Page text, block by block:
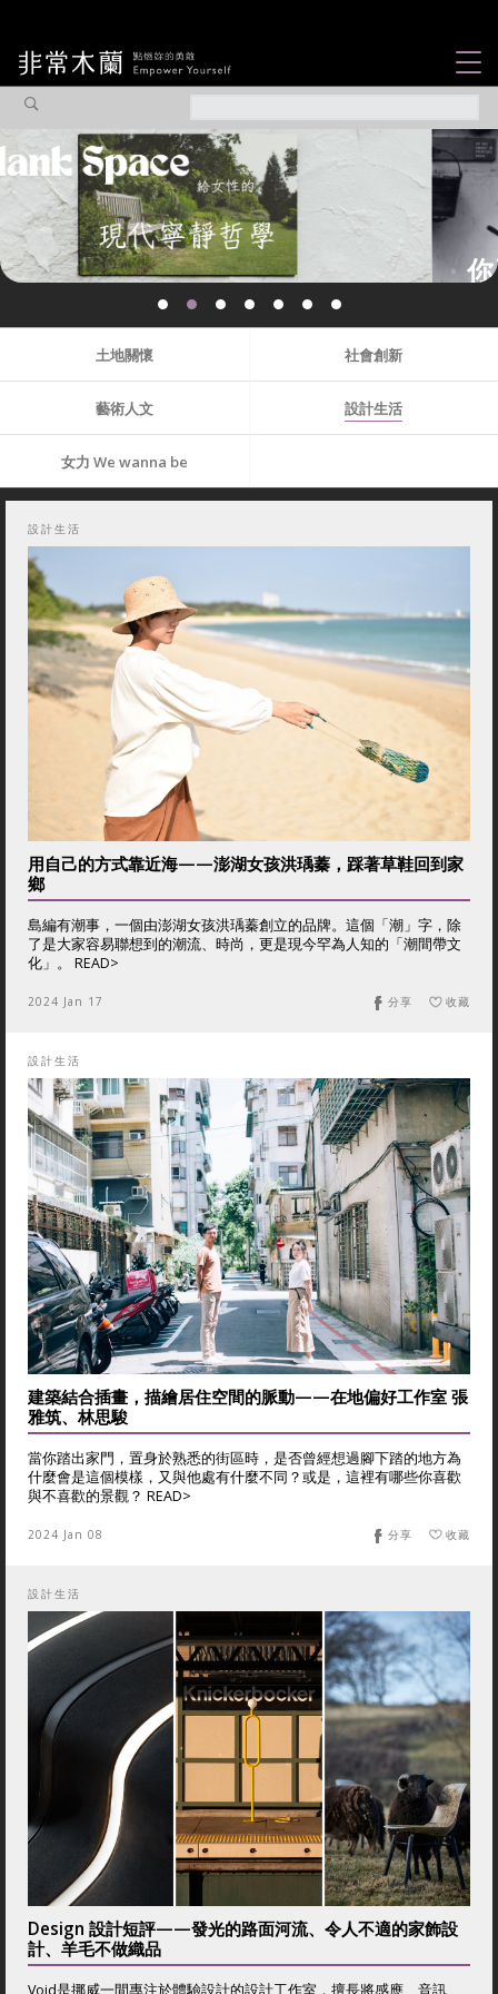
觀點專欄
焦點企劃
社會企業
認識我們
你不知道的那些女
性故事...
土地關懷 社會創新
藝術人文 設計生活
女力 We wanna be
設計生活
用自己的方式靠近海——澎湖女孩洪瑀蓁，踩著草鞋回到家
鄉
島編有潮事，一個由澎湖女孩洪瑀蓁創立的品牌。這個「潮」字，除
了是大家容易聯想到的潮流、時尚，更是現今罕為人知的「潮間帶文
化」。 READ>
2024 Jan 17 收藏
分享
設計生活
建築結合插畫，描繪居住空間的脈動——在地偏好工作室 張
雅筑、林思駿
當你踏出家門，置身於熟悉的街區時，是否曾經想過腳下踏的地方為
什麼會是這個模樣，又與他處有什麼不同？或是，這裡有哪些你喜歡
與不喜歡的景觀？ READ>
2024 Jan 08 收藏
分享
設計生活
Design 設計短評——發光的路面河流、令人不適的家飾設
計、羊毛不做織品
Void是挪威一間專注於體驗設計的設計工作室，擅長將感應、音訊、